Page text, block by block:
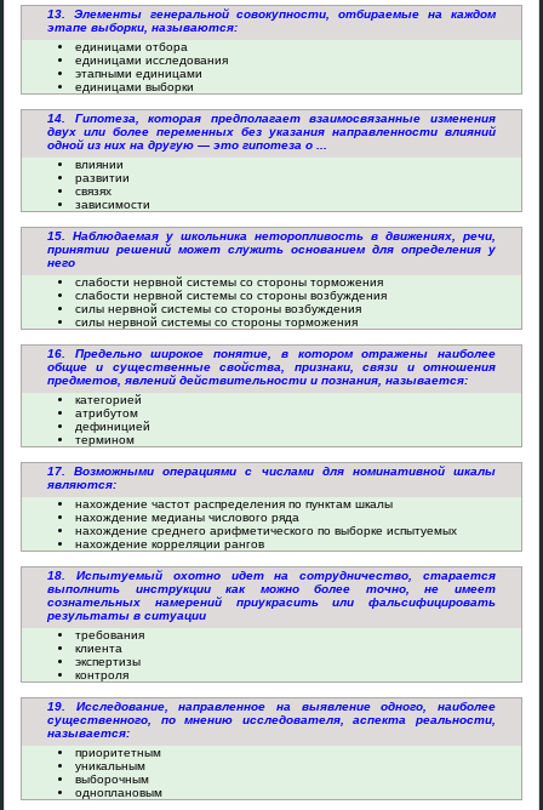
13. Элементы генеральной совокупности, отбираемые на каждом
этапе выборки, называются:
единицами отбора
единицами исследования
этапными единицами
единицами выборки
14. Гипотеза, которая предполагает взаимосвязанные изменения
двух или более переменных без указания направленности влияний
одной из них на другую — это гипотеза о ...
влиянии
развитии
связях
зависимости
15. Наблюдаемая у школьника неторопливость в движениях, речи,
принятии решений может служить основанием для определения у
него
слабости нервной системы со стороны торможения
слабости нервной системы со стороны возбуждения
силы нервной системы со стороны возбуждения
силы нервной системы со стороны торможения
16. Предельно широкое понятие, в котором отражены наиболее
общие и существенные свойства, признаки, связи и отношения
предметов, явлений действительности и познания, называется:
категорией
атрибутом
дефиницией
термином
17. Возможными операциями с числами для номинативной шкалы
являются:
нахождение частот распределения по пунктам шкалы
нахождение медианы числового ряда
нахождение среднего арифметического по выборке испытуемых
нахождение корреляции рангов
18. Испытуемый охотно идет на сотрудничество, старается
выполнить инструкции как можно более точно, не имеет
сознательных намерений приукрасить или фальсифицировать
результаты в ситуации
требования
клиента
экспертизы
контроля
19. Исследование, направленное на выявление одного, наиболее
существенного, по мнению исследователя, аспекта реальности,
называется:
приоритетным
уникальным
выборочным
одноплановым